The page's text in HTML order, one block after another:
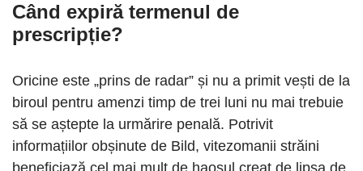
Când expiră termenul de
prescripție?
Oricine este „prins de radar” și nu a primit vești de la
biroul pentru amenzi timp de trei luni nu mai trebuie
să se aștepte la urmărire penală. Potrivit
informațiilor obșinute de Bild, vitezomanii străini